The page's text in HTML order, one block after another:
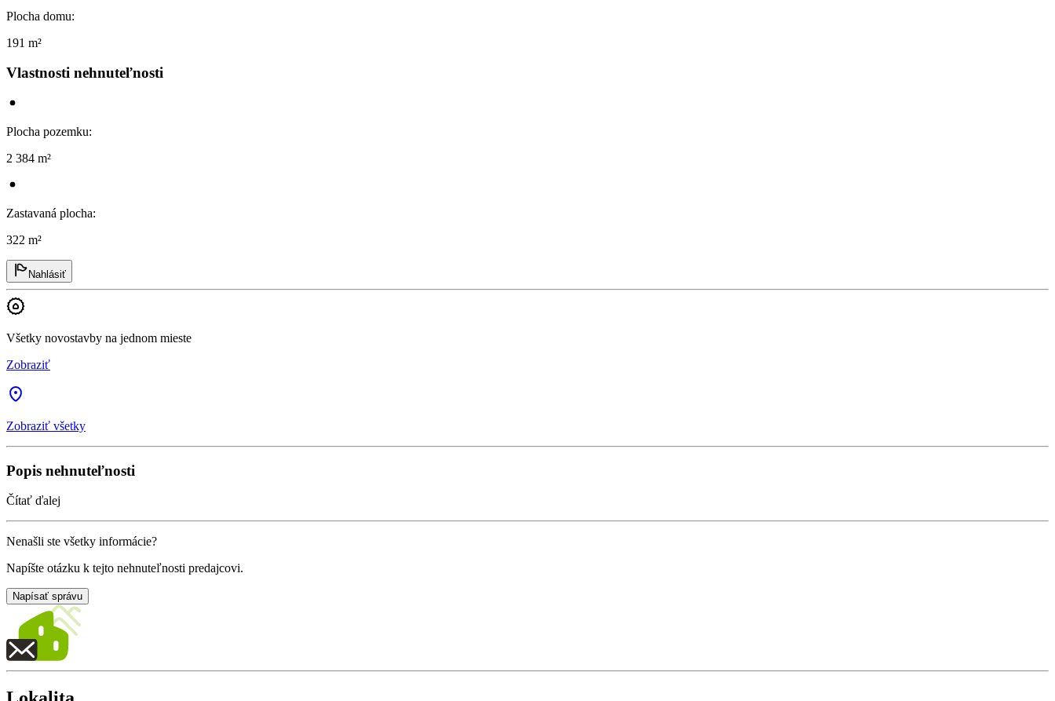
Plocha domu:
191 m²
Vlastnosti nehnuteľnosti
Plocha pozemku:
2 384 m²
Zastavaná plocha:
322 m²
Nahlásiť
Všetky novostavby na jednom mieste
Zobraziť
Zobraziť všetky
Popis nehnuteľnosti
Čítať ďalej
Nenašli ste všetky informácie?
Napíšte otázku k tejto nehnuteľnosti predajcovi.
Napísať správu